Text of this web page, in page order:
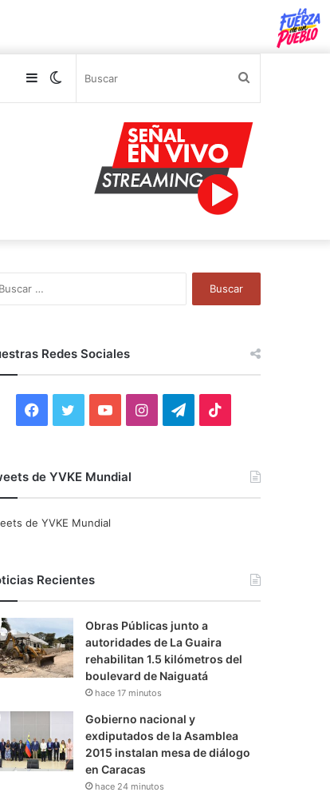
Switch
Sidebar
Redes Sociales
F
c
o
k
i
r
Y
u
e
I
r
a
m
T
a
m
de YVKE Mundial
de YVKE Mundial
Recientes
Obras Públicas junto a
autoridades de La Guaira
rehabilitan 1.5 kilómetros del
boulevard de Naiguatá
hace 17 minutos
Gobierno nacional y
exdiputados de la Asamblea
2015 instalan mesa de diálogo
en Caracas
hace 24 minutos